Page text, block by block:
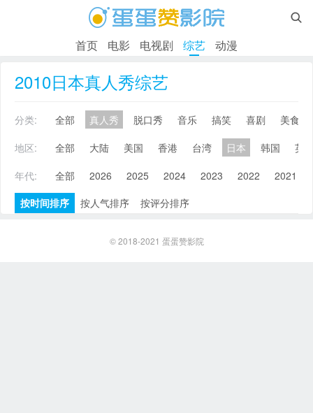

首页 电影 电视剧 综艺 动漫
2010日本真人秀综艺
分类: 全部 真人秀 脱口秀 音乐 搞笑 喜剧
美食
地区:
全部 大陆 美国 香港 台湾 日本 韩国
英
年代:
全部 2026 2025 2024 2023 2022 2021
按时间排序
按人气排序 按评分排序
© 2018-2021 蛋蛋赞影院